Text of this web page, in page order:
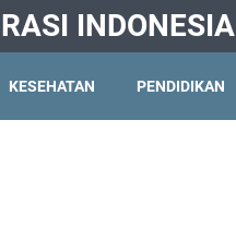
INDONESIA
KESEHATAN PENDIDIKAN